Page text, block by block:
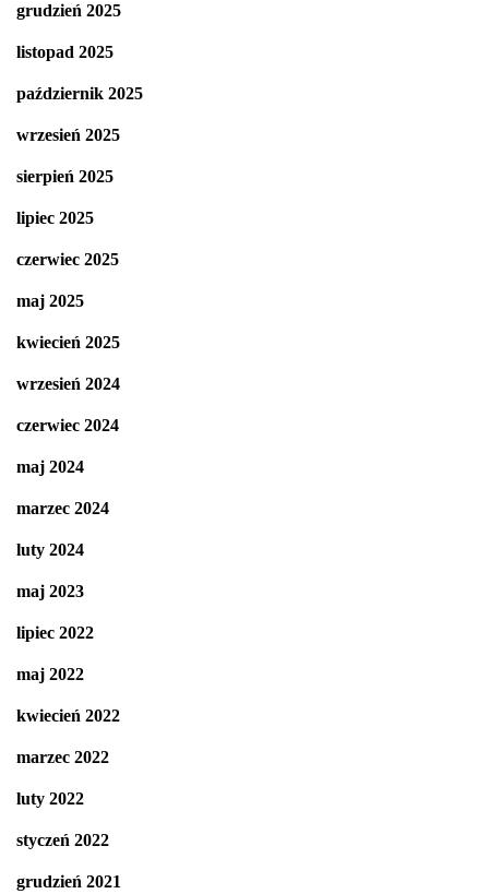
grudzień 2025
listopad 2025
październik 2025
wrzesień 2025
sierpień 2025
lipiec 2025
czerwiec 2025
maj 2025
kwiecień 2025
wrzesień 2024
czerwiec 2024
maj 2024
marzec 2024
luty 2024
maj 2023
lipiec 2022
maj 2022
kwiecień 2022
marzec 2022
luty 2022
styczeń 2022
grudzień 2021